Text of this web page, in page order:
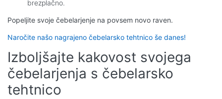
brezplačno.
Popeljite svoje čebelarjenje na povsem novo raven.
Naročite našo nagrajeno čebelarsko tehtnico še danes!
Izboljšajte kakovost svojega
čebelarjenja s čebelarsko
tehtnico